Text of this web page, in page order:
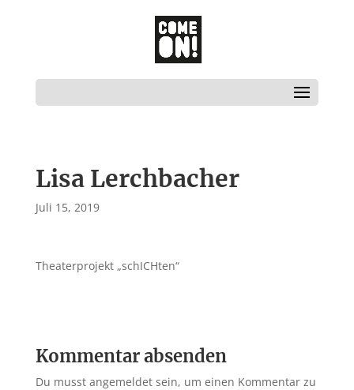
Lisa Lerchbacher
Juli 15, 2019
Theaterprojekt „schICHten“
Kommentar absenden
Du musst angemeldet sein, um einen Kommentar zu